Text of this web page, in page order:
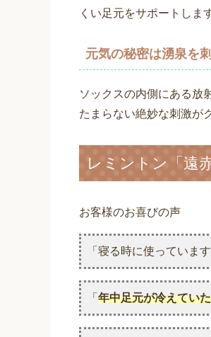
くい足元をサポートしま
元気の秘密は湧泉を
ソックスの内側にある放
たまらない絶妙な刺激が
レミントン「遠
お客様のお喜びの声
「寝る時に使っています
「 年中足元が冷えてい